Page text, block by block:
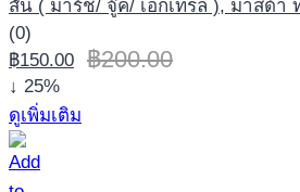
สัน ( มาร์ช/ จู๊ค/ เอกเทรล ), มาสด้า
(0)
฿200.00
฿150.00
↓ 25%
ดูเพิ่มเติม